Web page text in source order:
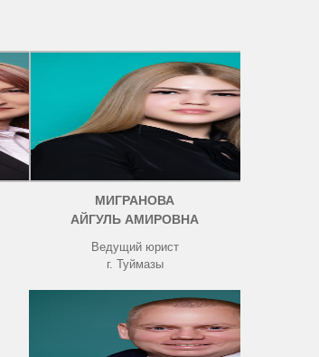
МИГРАНОВА
АЙГУЛЬ АМИРОВНА
Ведущий юрист
г. Туймазы